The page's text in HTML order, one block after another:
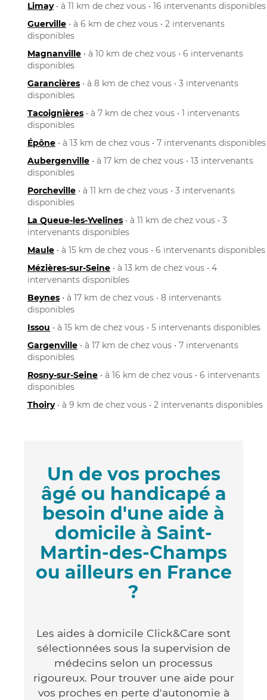
Limay• à 11 km de chez vous • 16 intervenants disponibles
Guerville • à 6 km de chez vous • 2 intervenants
disponibles
Magnanville • à 10 km de chez vous • 6 intervenants
disponibles
Garancières • à 8 km de chez vous • 3 intervenants
disponibles
Tacoignières • à 7 km de chez vous • 1 intervenants
disponibles
Épône • à 13 km de chez vous • 7 intervenants disponibles
Aubergenville • à 17 km de chez vous • 13 intervenants
disponibles
Porcheville • à 11 km de chez vous • 3 intervenants
disponibles
La Queue-les-Yvelines • à 11 km de chez vous • 3
intervenants disponibles
Maule • à 15 km de chez vous • 6 intervenants disponibles
Mézières-sur-Seine • à 13 km de chez vous • 4
intervenants disponibles
Beynes • à 17 km de chez vous • 8 intervenants
disponibles
Issou • à 15 km de chez vous • 5 intervenants disponibles
Gargenville • à 17 km de chez vous • 7 intervenants
disponibles
Rosny-sur-Seine • à 16 km de chez vous • 6 intervenants
disponibles
Thoiry• à 9 km de chez vous • 2 intervenants disponibles
Un de vos proches
âgé ou handicapé a
besoin d'une aide à
domicile à Saint-
Martin-des-Champs
ou ailleurs en France
?
Les aides à domicile Click&Care sont
sélectionnées sous la supervision de
médecins selon un processus
rigoureux. Pour trouver une aide pour
vos proches en perte d'autonomie à